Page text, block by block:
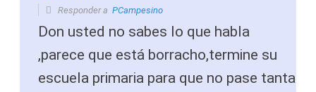
Responder a PCampesino
Don usted no sabes lo que habla
,parece que está borracho,termine su
escuela primaria para que no pase tanta